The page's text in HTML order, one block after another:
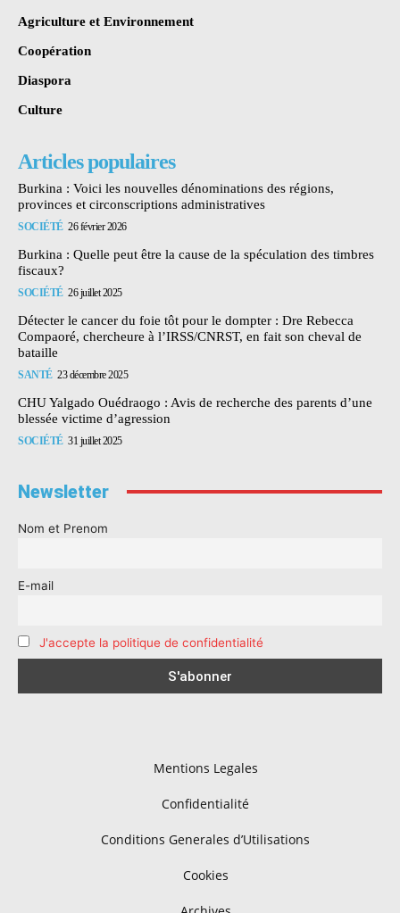
Agriculture et Environnement
Coopération
Diaspora
Culture
Articles populaires
Burkina : Voici les nouvelles dénominations des régions,
provinces et circonscriptions administratives
SOCIÉTÉ 26 février 2026
Burkina : Quelle peut être la cause de la spéculation des timbres
fiscaux?
SOCIÉTÉ 26 juillet 2025
Détecter le cancer du foie tôt pour le dompter : Dre Rebecca
Compaoré, chercheure à l’IRSS/CNRST, en fait son cheval de
bataille
SANTÉ 23 décembre 2025
CHU Yalgado Ouédraogo : Avis de recherche des parents d’une
blessée victime d’agression
SOCIÉTÉ 31 juillet 2025
Newsletter
Nom et Prenom
E-mail
J'accepte la politique de confidentialité
Mentions Legales
Confidentialité
Conditions Generales d’Utilisations
Cookies